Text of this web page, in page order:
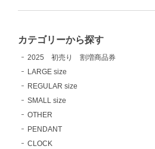
カテゴリーから探す
2025 初売り 割増商品券
LARGE size
REGULAR size
SMALL size
OTHER
PENDANT
CLOCK